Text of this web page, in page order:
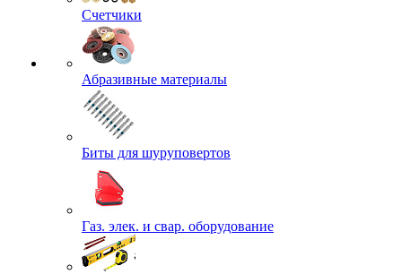
Счетчики
Абразивные материалы
Биты для шуруповертов
Газ. элек. и свар. оборудование